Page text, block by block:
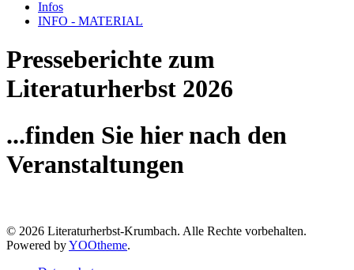
Infos
INFO - MATERIAL
Presseberichte zum
Literaturherbst 2026
...finden Sie hier nach den
Veranstaltungen
© 2026 Literaturherbst-Krumbach. Alle Rechte vorbehalten.
Powered byYOOtheme.